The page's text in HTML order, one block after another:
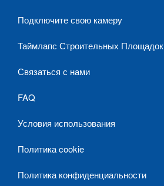
Подключите свою камеру
Таймлапс Строительных Площадок
Связаться с нами
FAQ
Условия использования
Политика cookie
Политика конфиденциальности